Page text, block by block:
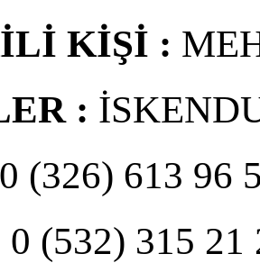
KİŞİ :
:
0 (326) 613 96
0 (532) 315 21